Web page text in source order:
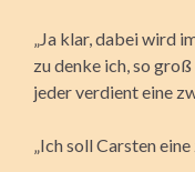
„Ja klar, dabei wird
zu denke ich, so groß
jeder verdient eine
„Ich soll Carsten